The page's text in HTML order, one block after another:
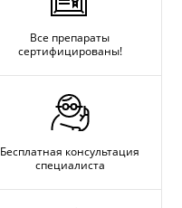
Все препараты
сертифицированы!
Бесплатная консультация
специалиста